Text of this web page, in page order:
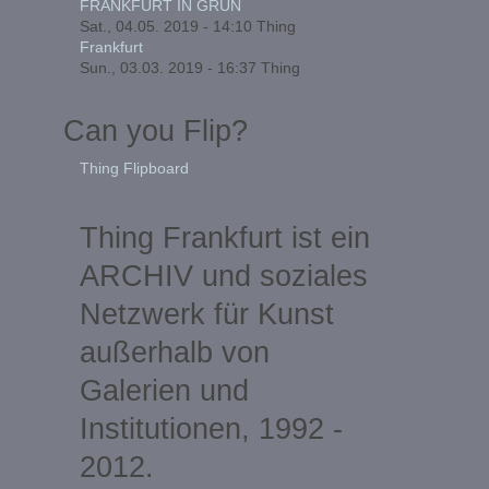
FRANKFURT IN GRÜN
Sat., 04.05. 2019 - 14:10 Thing
Frankfurt
Sun., 03.03. 2019 - 16:37 Thing
Can you Flip?
Thing Flipboard
Thing Frankfurt ist ein
ARCHIV und soziales
Netzwerk für Kunst
außerhalb von
Galerien und
Institutionen, 1992 -
2012.